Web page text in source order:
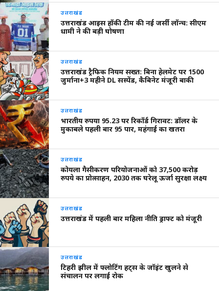
उत्तराखंड
उत्तराखंड आइस हॉकी टीम की नई जर्सी लॉन्च: सीएम
धामी ने की बड़ी घोषणा
उत्तराखंड
उत्तराखंड ट्रैफिक नियम सख्त: बिना हेलमेट पर 1500
जुर्माना+3 महीने DL सस्पेंड, कैबिनेट मंजूरी बाकी
उत्तराखंड
भारतीय रुपया 95.23 पर रिकॉर्ड गिरावट: डॉलर के
मुकाबले पहली बार 95 पार, महंगाई का खतरा
उत्तराखंड
कोयला गैसीकरण परियोजनाओं को 37,500 करोड़
रुपये का प्रोत्साहन, 2030 तक घरेलू ऊर्जा सुरक्षा लक्ष्य
उत्तराखंड
उत्तराखंड में पहली बार महिला नीति ड्राफ्ट को मंजूरी
उत्तराखंड
टिहरी झील में फ्लोटिंग हट्स के जॉइंट खुलने से
संचालन पर लगाई रोक